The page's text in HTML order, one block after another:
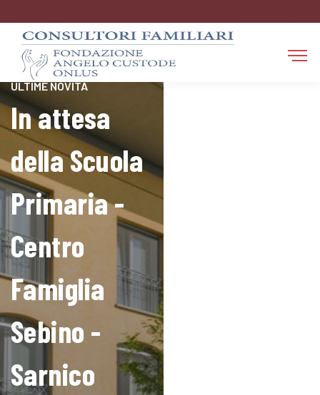
RESTA AGGIORNATO SULLE
ULTIME NOVITÀ
In attesa
della Scuola
Primaria -
Centro
Famiglia
Sebino -
Sarnico